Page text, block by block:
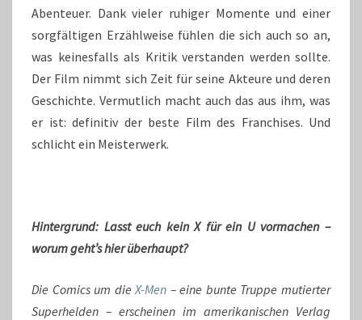
Abenteuer. Dank vieler ruhiger Momente und einer
sorgfältigen Erzählweise fühlen die sich auch so an,
was keinesfalls als Kritik verstanden werden sollte.
Der Film nimmt sich Zeit für seine Akteure und deren
Geschichte. Vermutlich macht auch das aus ihm, was
er ist: definitiv der beste Film des Franchises. Und
schlicht ein Meisterwerk.
Hintergrund: Lasst euch kein X für ein U vormachen –
worum geht’s hier überhaupt?
Die Comics um dieX-Men – eine bunte Truppe mutierter
Superhelden – erscheinen im amerikanischen Verlag